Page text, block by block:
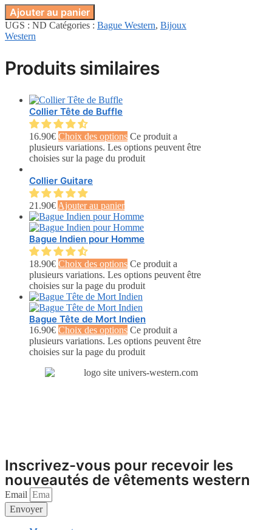
Ajouter au panier
UGS : ND Catégories : Bague Western, Bijoux
Western
Produits similaires
Collier Tête de Buffle
16.90€ Choix des options Ce produit a
plusieurs variations. Les options peuvent être
choisies sur la page du produit
Collier Guitare
21.90€ Ajouter au panier
Bague Indien pour Homme
18.90€ Choix des options Ce produit a
plusieurs variations. Les options peuvent être
choisies sur la page du produit
Bague Tête de Mort Indien
16.90€ Choix des options Ce produit a
plusieurs variations. Les options peuvent être
choisies sur la page du produit
Inscrivez-vous pour recevoir les
nouveautés de vêtements western
Email
Envoyer